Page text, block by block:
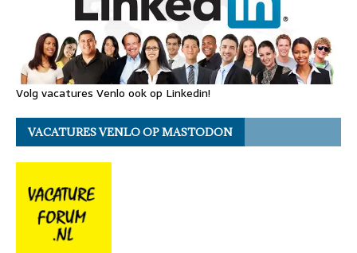
Volg vacatures Venlo ook op Linkedin!
VACATURES VENLO OP MASTODON